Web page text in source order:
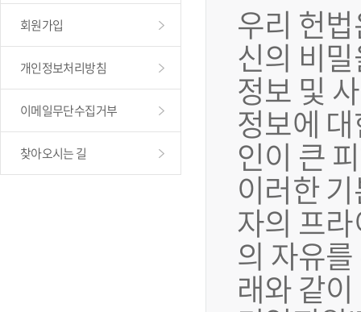
회원가입
개인정보처리방침
이메일무단수집거부
찾아오시는 길
우리 헌
신의 비
정보 및
정보에
인이 큰
이러한
자의 프
의 자유
래와 같